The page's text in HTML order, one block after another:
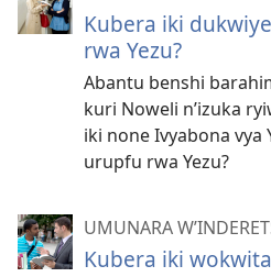
Kubera iki
rwa Yezu?
Abantu benshi
kuri Noweli n’izuka
iki none Ivyabona vya
urupfu rwa Yezu?
UMUNARA
Kubera iki